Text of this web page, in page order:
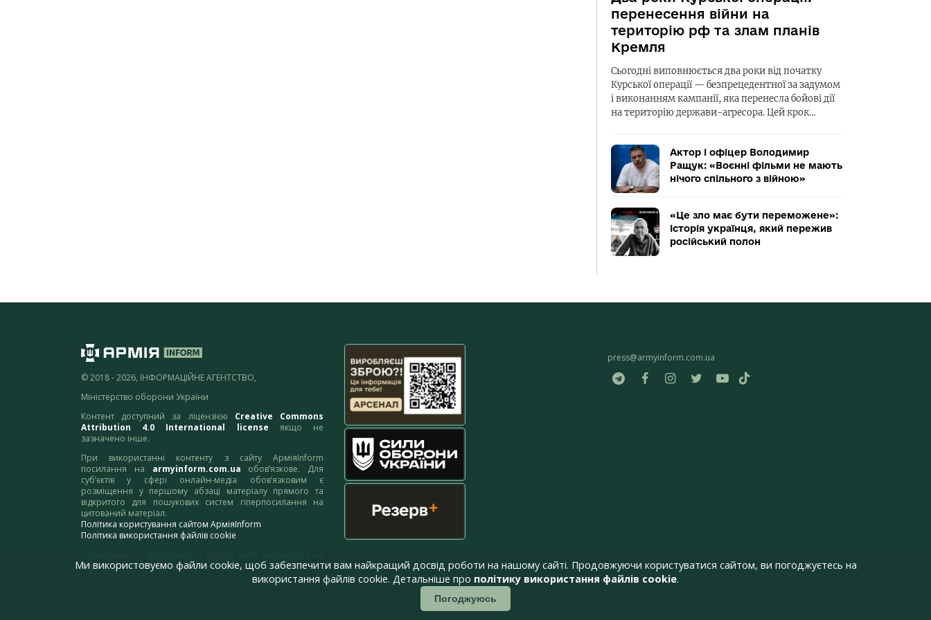
перенесення війни на
територію рф та злам планів
Кремля
Сьогодні виповнюється два роки від початку
Курської операції — безпрецедентної за задумом
і виконанням кампанії, яка перенесла бойові дії
на територію держави-агресора. Цей крок…
Актор і офіцер Володимир
Ращук: «Воєнні фільми не мають
нічого спільного з війною»
«Це зло має бути переможене»:
історія українця, який пережив
російський полон
© 2018 - 2026, ІНФОРМАЦІЙНЕ АГЕНТСТВО,
Міністерство оборони України
Контент доступний за ліцензією Creative Commons
Attribution 4.0 International license якщо не
зазначено інше.
При використанні контенту з сайту АрміяInform
посилання на armyinform.com.ua обов’язкове. Для
суб’єктів у сфері онлайн-медіа обов’язковим є
розміщення у першому абзаці матеріалу прямого та
відкритого для пошукових систем гіперпосилання на
цитований матеріал.
Політика користування сайтом АрміяInform
Політика використання файлів cookie
адресу:webmaster@armyinform.com.ua
press@armyinform.com.ua
Ми використовуємо файли cookie, щоб забезпечити вам найкращий досвід роботи на нашому сайті. Продовжуючи користуватися сайтом, ви погоджуєтесь на
використання файлів cookie. Детальніше про політику використання файлів cookie.
Погоджуюсь